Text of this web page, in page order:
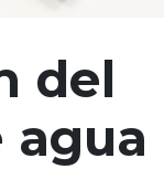
del
agua